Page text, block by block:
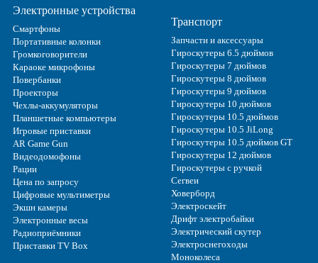
Электронные устройства
Смартфоны
Портативные колонки
Громкоговорители
Караоке микрофоны
Повербанки
Проекторы
Чехлы-аккумуляторы
Планшетные компьютеры
Игровые приставки
AR Game Gun
Видеодомофоны
Рации
Цена по запросу
Цифровые мультиметры
Экшн камеры
Электронные весы
Радиоприёмники
Приставки TV Box
Транспорт
Запчасти и аксессуары
Гироскутеры 6.5 дюймов
Гироскутеры 7 дюймов
Гироскутеры 8 дюймов
Гироскутеры 9 дюймов
Гироскутеры 10 дюймов
Гироскутеры 10.5 дюймов
Гироскутеры 10.5 JiLong
Гироскутеры 10.5 дюймов GT
Гироскутеры 12 дюймов
Гироскутеры с ручкой
Сегвеи
Ховерборд
Электроскейт
Дрифт электробайки
Электрический скутер
Электроснегоходы
Моноколеса